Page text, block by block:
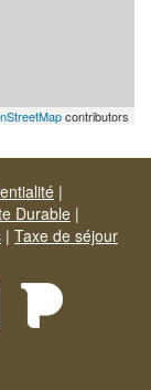
contributors
|
Durable |
| Taxe de séjour